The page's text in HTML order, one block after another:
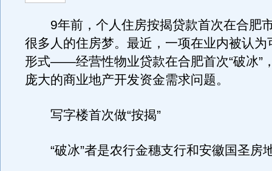
9年前，个人住房按揭贷款首次在合肥
很多人的住房梦。最近，一项在业内被认为
形式——经营性物业贷款在合肥首次“破冰”
庞大的商业地产开发资金需求问题。
写字楼首次做“按揭”
“破冰”者是农行金穗支行和安徽国圣房